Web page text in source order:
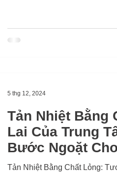
Tản Nhiệt Bằng
Lai Của Trung
Bước Ngoặt
Công Nghệ
Tản Nhiệt Bằng Chất Lỏng:
5 thg 12, 2024